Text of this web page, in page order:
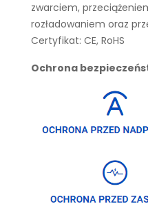
zwarciem,
rozładowaniem oraz
Certyfikat: CE, RoHS
Ochrona